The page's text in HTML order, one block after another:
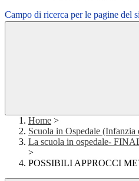
Campo di ricerca per le pagine del
Home >
Scuola in Ospedale (Infanzia
La scuola in ospedale-
>
POSSIBILI APPROCCI